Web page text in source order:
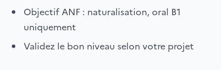
Objectif ANF : naturalisation, oral B1
uniquement
Validez le bon niveau selon votre projet